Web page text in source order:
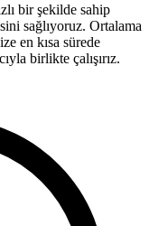
bir şekilde sahip
sağlıyoruz. Ortalama
en kısa sürede
birlikte çalışırız.